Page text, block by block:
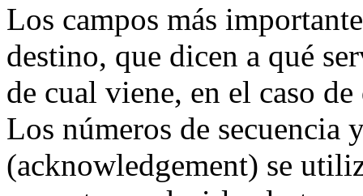
Los campos más
destino, que dicen a qué
de cual viene, en el caso
Los números de secuencia
(acknowledgement) se